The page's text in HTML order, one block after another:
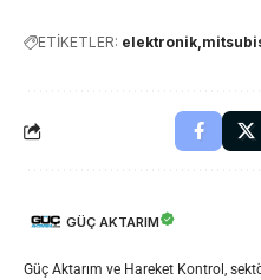
ETİKETLER: elektronik
GÜÇ AKTARIM
Güç Aktarım ve Hareket Kontrol,